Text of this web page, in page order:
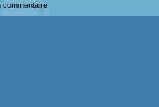
commentaire